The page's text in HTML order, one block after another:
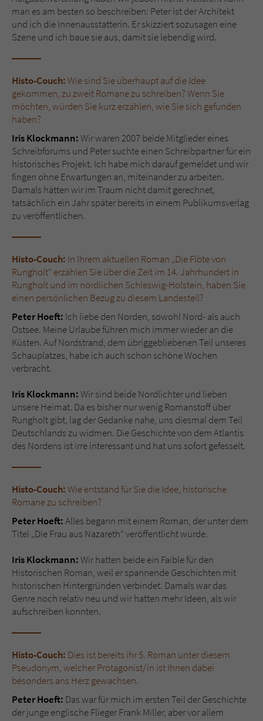
man es am besten so beschreiben: Peter ist der Architekt
und ich die Innenausstatterin. Er skizziert sozusagen eine
Szene und ich baue sie aus, damit sie lebendig wird.
Histo-Couch:Wie sind Sie überhaupt auf die Idee
gekommen, zu zweit Romane zu schreiben? Wenn Sie
möchten, würden Sie kurz erzählen, wie Sie sich gefunden
haben?
Iris Klockmann:Wir waren 2007 beide Mitglieder eines
Schreibforums und Peter suchte einen Schreibpartner für ein
historisches Projekt. Ich habe mich darauf gemeldet und wir
fingen ohne Erwartungen an, miteinander zu arbeiten.
Damals hätten wir im Traum nicht damit gerechnet,
tatsächlich ein Jahr später bereits in einem Publikumsverlag
zu veröffentlichen.
Histo-Couch: In Ihrem aktuellen Roman „Die Flöte von
Rungholt“ erzählen Sie über die Zeit im 14. Jahrhundert in
Rungholt und im nördlichen Schleswig-Holstein, haben Sie
einen persönlichen Bezug zu diesem Landesteil?
Peter Hoeft: Ich liebe den Norden, sowohl Nord- als auch
Ostsee. Meine Urlaube führen mich immer wieder an die
Küsten. Auf Nordstrand, dem übriggebliebenen Teil unseres
Schauplatzes, habe ich auch schon schöne Wochen
verbracht.
Iris Klockmann:Wir sind beide Nordlichter und lieben
unsere Heimat. Da es bisher nur wenig Romanstoff über
Rungholt gibt, lag der Gedanke nahe, uns diesmal dem Teil
Deutschlands zu widmen. Die Geschichte von dem Atlantis
des Nordens ist irre interessant und hat uns sofort gefesselt.
Histo-Couch:Wie entstand für Sie die Idee, historische
Romane zu schreiben?
Peter Hoeft:Alles begann mit einem Roman, der unter dem
Titel „Die Frau aus Nazareth“ veröffentlicht wurde.
Iris Klockmann:Wir hatten beide ein Faible für den
Historischen Roman, weil er spannende Geschichten mit
historischen Hintergründen verbindet. Damals war das
Genre noch relativ neu und wir hatten mehr Ideen, als wir
aufschreiben konnten.
Histo-Couch: Dies ist bereits ihr 5. Roman unter diesem
Pseudonym, welcher Protagonist/in ist Ihnen dabei
besonders ans Herz gewachsen.
Peter Hoeft: Das war für mich im ersten Teil der Geschichte
der junge englische Flieger Frank Miller, aber vor allem